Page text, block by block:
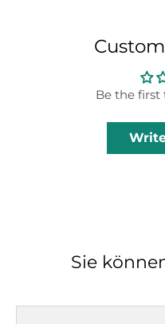
Be the first
Sie